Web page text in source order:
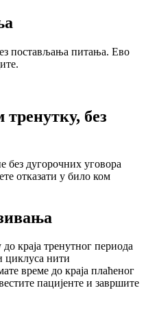
постављања питања. Ево
без
без дугорочних уговора
отказати у било ком
краја тренутног периода
циклуса нити
време до краја плаћеног
пацијенте и завршите